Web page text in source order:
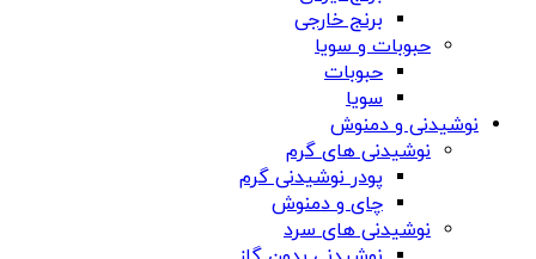
برنج خارجی
حبوبات و سویا
حبوبات
سویا
نوشیدنی و دمنوش
نوشیدنی های گرم
پودر نوشیدنی گرم
چای و دمنوش
نوشیدنی های سرد